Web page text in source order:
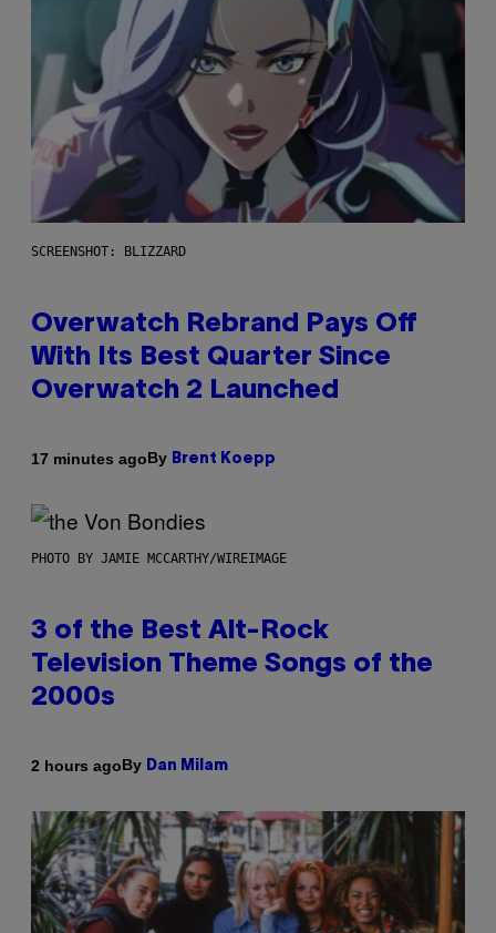
SCREENSHOT: BLIZZARD
Overwatch Rebrand Pays Off
With Its Best Quarter Since
Overwatch 2 Launched
17 minutes agoBy Brent Koepp
PHOTO BY JAMIE MCCARTHY/WIREIMAGE
3 of the Best Alt-Rock
Television Theme Songs of the
2000s
2 hours agoBy Dan Milam